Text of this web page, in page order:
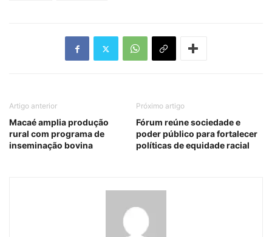
Artigo anterior
Macaé amplia produção
rural com programa de
inseminação bovina
Próximo artigo
Fórum reúne sociedade e
poder público para fortalecer
políticas de equidade racial